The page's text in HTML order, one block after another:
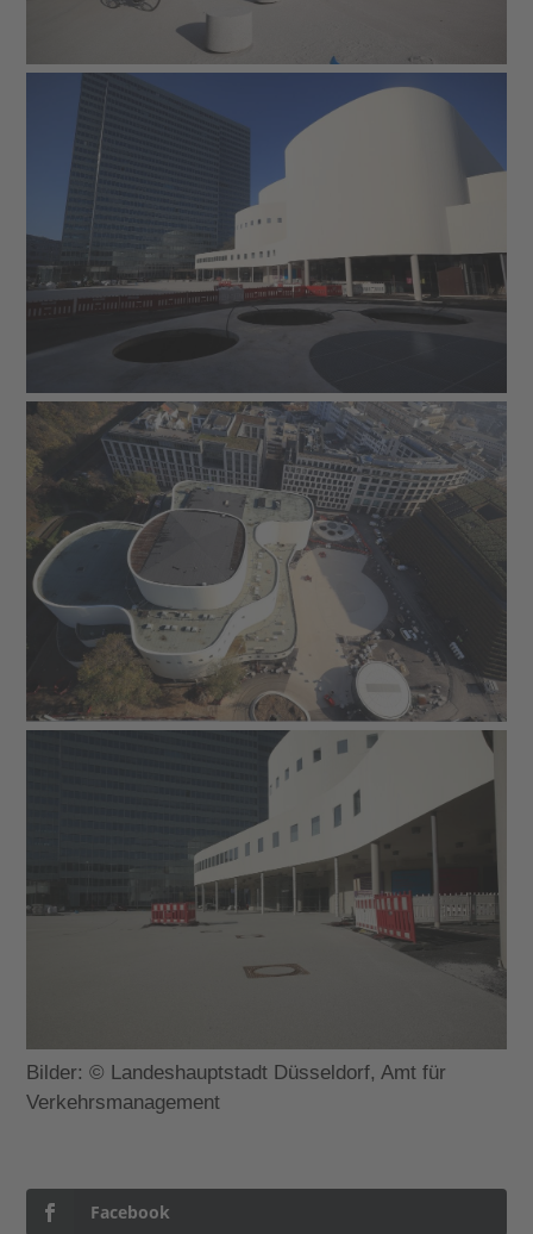
Bilder: © Landeshauptstadt Düsseldorf, Amt für
Verkehrsmanagement
Facebook